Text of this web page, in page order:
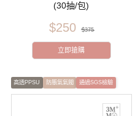
(30抽/包)
$250 $375
立即搶購
高透PPSU 防脹氣氣閥 通過SGS檢驗